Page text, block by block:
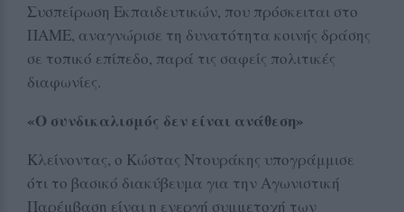
Συσπείρωση Εκπαιδευτικών, που πρόσκειται στο
ΠΑΜΕ, αναγνώρισε τη δυνατότητα κοινής δράσης
σε τοπικό επίπεδο, παρά τις σαφείς πολιτικές
διαφωνίες.
«Ο συνδικαλισμός δεν είναι ανάθεση»
Κλείνοντας, ο Κώστας Ντουράκης υπογράμμισε
ότι το βασικό διακύβευμα για την Αγωνιστική
Παρέμβαση είναι η ενεργή συμμετοχή των